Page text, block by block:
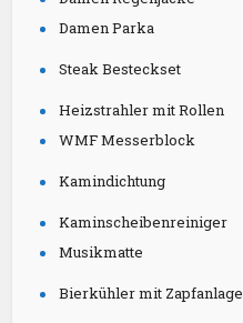
Damen Parka
Steak Besteckset
Heizstrahler mit Rollen
WMF Messerblock
Kamindichtung
Kaminscheibenreiniger
Musikmatte
Bierkühler mit Zapfanlage